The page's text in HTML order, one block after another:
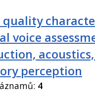
quality
voice
perception
4